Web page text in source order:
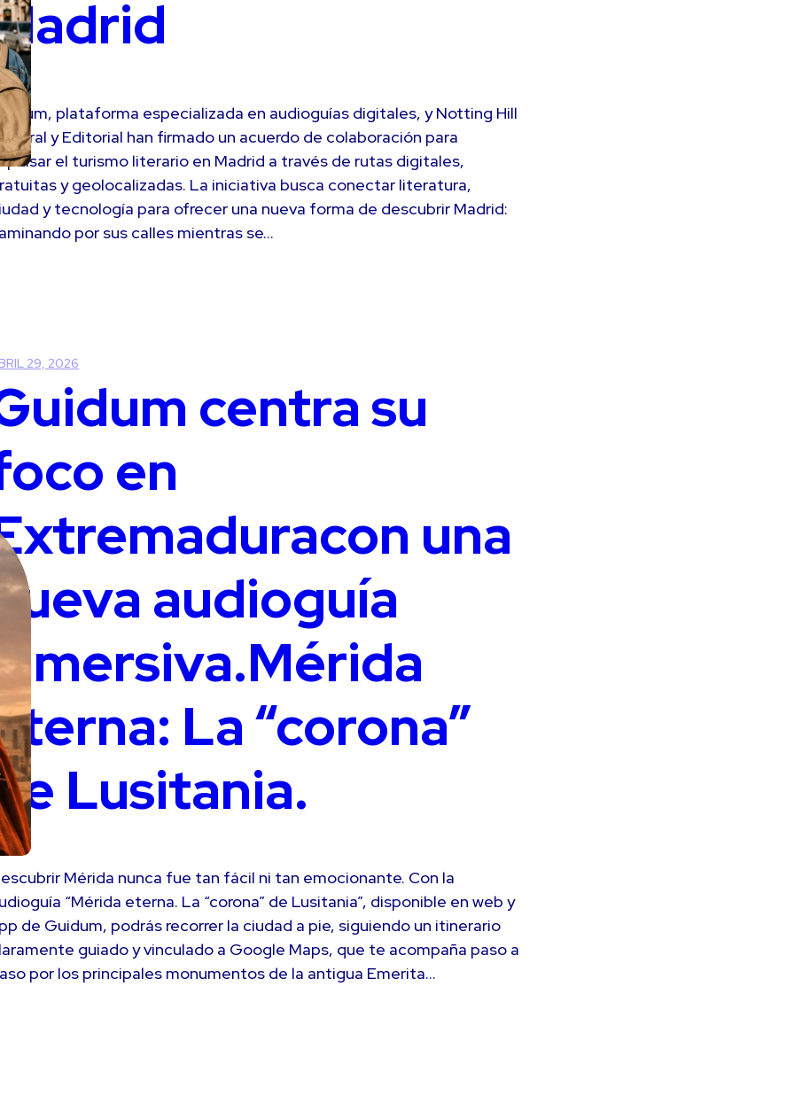
plataforma especializada en audioguías digitales, y Notting Hill
y Editorial han firmado un acuerdo de colaboración para
el turismo literario en Madrid a través de rutas digitales,
y geolocalizadas. La iniciativa busca conectar literatura,
y tecnología para ofrecer una nueva forma de descubrir Madrid:
por sus calles mientras se…
29, 2026
centra su
en
una
audioguía
La “corona”
Lusitania.
Mérida nunca fue tan fácil ni tan emocionante. Con la
“Mérida eterna. La “corona” de Lusitania”, disponible en web y
de Guidum, podrás recorrer la ciudad a pie, siguiendo un itinerario
guiado y vinculado a Google Maps, que te acompaña paso a
por los principales monumentos de la antigua Emerita…